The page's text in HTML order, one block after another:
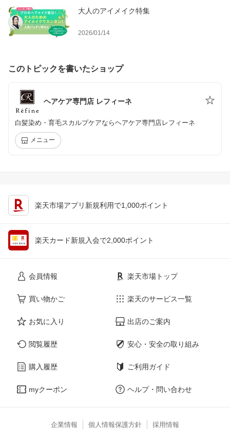
大人のアイメイク特集
2026/01/14
このトピックを書いたショップ
ヘアケア専門店 レフィーネ
白髪染め・育毛スカルプケアならヘアケア専門店レフィーネ
メニュー
楽天市場アプリ新規利用で1,000ポイント
楽天カード新規入会で2,000ポイント
会員情報
買い物かご
お気に入り
閲覧履歴
購入履歴
myクーポン
楽天市場トップ
楽天のサービス一覧
出店のご案内
安心・安全の取り組み
ご利用ガイド
ヘルプ・問い合わせ
企業情報 個人情報保護方針 採用情報